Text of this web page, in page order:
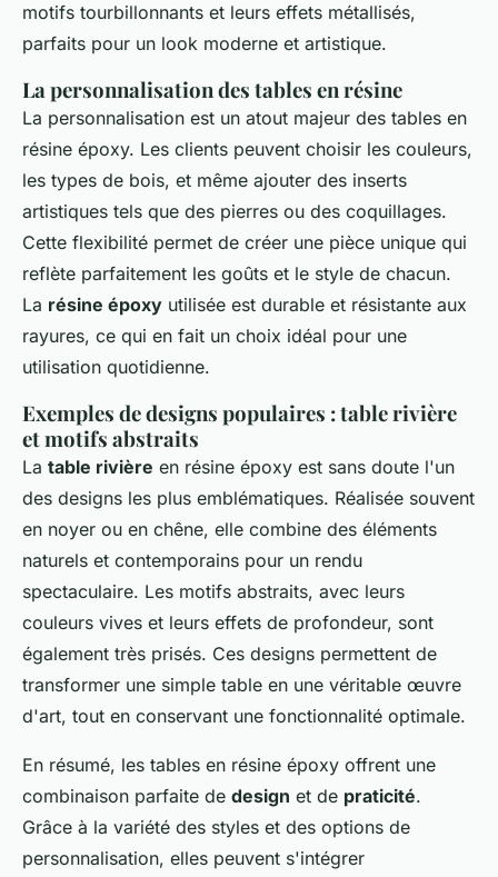
motifs tourbillonnants et leurs effets métallisés,
parfaits pour un look moderne et artistique.
La personnalisation des tables en résine
La personnalisation est un atout majeur des tables en
résine époxy. Les clients peuvent choisir les couleurs,
les types de bois, et même ajouter des inserts
artistiques tels que des pierres ou des coquillages.
Cette flexibilité permet de créer une pièce unique qui
reflète parfaitement les goûts et le style de chacun.
La résine époxy utilisée est durable et résistante aux
rayures, ce qui en fait un choix idéal pour une
utilisation quotidienne.
Exemples de designs populaires : table rivière
et motifs abstraits
La table rivière en résine époxy est sans doute l'un
des designs les plus emblématiques. Réalisée souvent
en noyer ou en chêne, elle combine des éléments
naturels et contemporains pour un rendu
spectaculaire. Les motifs abstraits, avec leurs
couleurs vives et leurs effets de profondeur, sont
également très prisés. Ces designs permettent de
transformer une simple table en une véritable œuvre
d'art, tout en conservant une fonctionnalité optimale.
En résumé, les tables en résine époxy offrent une
combinaison parfaite de design et de praticité.
Grâce à la variété des styles et des options de
personnalisation, elles peuvent s'intégrer